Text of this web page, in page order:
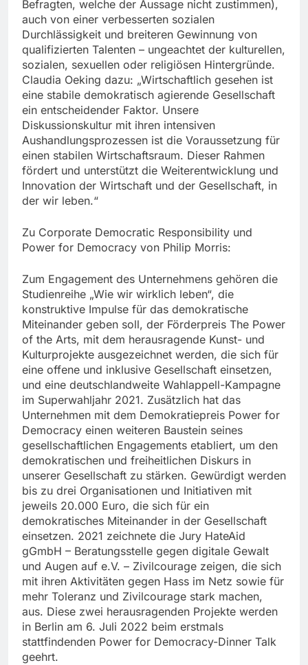
Befragten, welche der Aussage nicht zustimmen),
auch von einer verbesserten sozialen
Durchlässigkeit und breiteren Gewinnung von
qualifizierten Talenten – ungeachtet der kulturellen,
sozialen, sexuellen oder religiösen Hintergründe.
Claudia Oeking dazu: „Wirtschaftlich gesehen ist
eine stabile demokratisch agierende Gesellschaft
ein entscheidender Faktor. Unsere
Diskussionskultur mit ihren intensiven
Aushandlungsprozessen ist die Voraussetzung für
einen stabilen Wirtschaftsraum. Dieser Rahmen
fördert und unterstützt die Weiterentwicklung und
Innovation der Wirtschaft und der Gesellschaft, in
der wir leben.“
Zu Corporate Democratic Responsibility und
Power for Democracy von Philip Morris:
Zum Engagement des Unternehmens gehören die
Studienreihe „Wie wir wirklich leben“, die
konstruktive Impulse für das demokratische
Miteinander geben soll, der Förderpreis The Power
of the Arts, mit dem herausragende Kunst- und
Kulturprojekte ausgezeichnet werden, die sich für
eine offene und inklusive Gesellschaft einsetzen,
und eine deutschlandweite Wahlappell-Kampagne
im Superwahljahr 2021. Zusätzlich hat das
Unternehmen mit dem Demokratiepreis Power for
Democracy einen weiteren Baustein seines
gesellschaftlichen Engagements etabliert, um den
demokratischen und freiheitlichen Diskurs in
unserer Gesellschaft zu stärken. Gewürdigt werden
bis zu drei Organisationen und Initiativen mit
jeweils 20.000 Euro, die sich für ein
demokratisches Miteinander in der Gesellschaft
einsetzen. 2021 zeichnete die Jury HateAid
gGmbH – Beratungsstelle gegen digitale Gewalt
und Augen auf e.V. – Zivilcourage zeigen, die sich
mit ihren Aktivitäten gegen Hass im Netz sowie für
mehr Toleranz und Zivilcourage stark machen,
aus. Diese zwei herausragenden Projekte werden
in Berlin am 6. Juli 2022 beim erstmals
stattfindenden Power for Democracy-Dinner Talk
geehrt.